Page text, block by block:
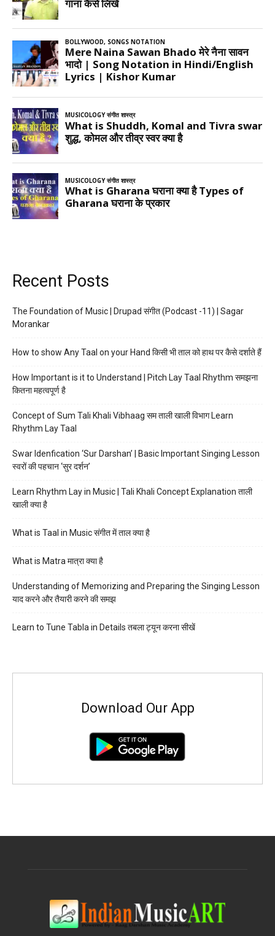
Recent Posts
The Foundation of Music | Drupad संगीत (Podcast -11) | Sagar
Morankar
How to show Any Taal on your Hand किसी भी ताल को हाथ पर कैसे दर्शाते हैं
How Important is it to Understand | Pitch Lay Taal Rhythm समझना
कितना महत्वपूर्ण है
Concept of Sum Tali Khali Vibhaag सम ताली खाली विभाग Learn
Rhythm Lay Taal
Swar Idenfication ‘Sur Darshan’ | Basic Important Singing Lesson
स्वरों की पहचान ‘सुर दर्शन’
Learn Rhythm Lay in Music | Tali Khali Concept Explanation ताली
खाली क्या है
What is Taal in Music संगीत में ताल क्या है
What is Matra मात्रा क्या है
Understanding of Memorizing and Preparing the Singing Lesson
याद करने और तैयारी करने की समझ
Learn to Tune Tabla in Details तबला ट्यून करना सीखें
Download Our App